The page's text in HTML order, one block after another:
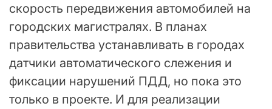
скорость передвижения автомобилей на
городских магистралях. В планах
правительства устанавливать в городах
датчики автоматического слежения и
фиксации нарушений ПДД, но пока это
только в проекте. И для реализации